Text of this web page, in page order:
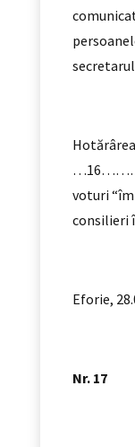
…16………
voturi
consilieri
Eforie,
Nr. 17